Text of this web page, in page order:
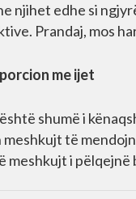
njihet edhe si
Prandaj, mos
me ijet
shumë i
të
meshkujt i pëlqejnë